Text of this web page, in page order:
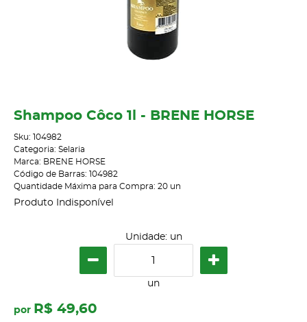
Shampoo Côco 1l - BRENE HORSE
Sku: 104982
Categoria: Selaria
Marca: BRENE HORSE
Código de Barras: 104982
Quantidade Máxima para Compra: 20 un
Produto Indisponível
Unidade: un
un
por R$ 49,60